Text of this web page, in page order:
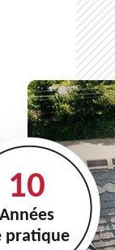
10
Années
pratique